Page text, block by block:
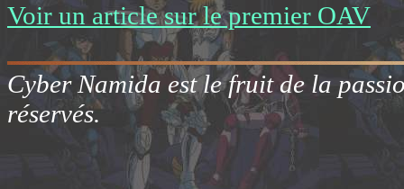
Voir un article sur le premier OAV
Cyber Namida est le fruit de la
réservés.